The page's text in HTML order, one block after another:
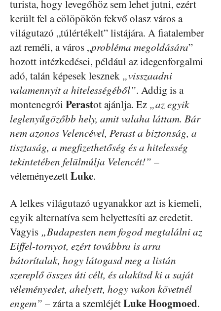
turista, hogy levegőhöz sem lehet jutni, ezért
került fel a cölöpökön fekvő olasz város a
világutazó „túlértékelt” listájára. A fiatalember
azt reméli, a város „probléma megoldására”
hozott intézkedései, például az idegenforgalmi
adó, talán képesek lesznek „visszaadni
valamennyit a hitelességéből”. Addig is a
montenegrói Perastot ajánlja. Ez „az egyik
leglenyűgözőbb hely, amit valaha láttam. Bár
nem azonos Velencével, Perast a biztonság, a
tisztaság, a megfizethetőség és a hitelesség
tekintetében felülmúlja Velencét!” –
véleményezettLuke.
A lelkes világutazó ugyanakkor azt is kiemeli,
egyik alternatíva sem helyettesíti az eredetit.
Vagyis „Budapesten nem fogod megtalálni az
Eiffel-tornyot, ezért továbbra is arra
bátorítalak, hogy látogasd meg a listán
szereplő összes úti célt, és alakítsd ki a saját
véleményedet, ahelyett, hogy vakon követnél
engem” – zárta a szemléjétLuke Hoogmoed.